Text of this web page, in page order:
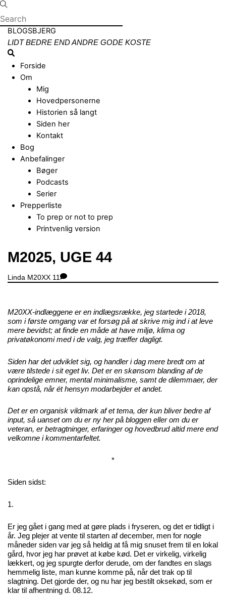
Skip
to
content
Menu
BLOGSBJERG
LIDT BEDRE END ANDRE GODE KOSTE
Search
Forside
Om
Mig
Hovedpersonerne
Historien så langt
Siden her
Kontakt
Bog
Anbefalinger
Bøger
Podcasts
Serier
Prepperliste
To prep or not to prep
Printvenlig version
Close
Menu
M2025, UGE 44
Linda M20XX 11
M20XX-indlæggene er en indlægsrække, jeg startede i 2018,
som i første omgang var et forsøg på at skrive mig ind i at leve
mere bevidst; at finde en måde at have miljø, klima og
privatøkonomi med i de valg, jeg træffer dagligt.
Siden har det udviklet sig, og handler i dag mere bredt om at
være tilstede i sit eget liv. Det er en skønsom blanding af de
oprindelige emner, mental minimalisme, samt de dilemmaer, der
kan opstå, når ét hensyn modarbejder et andet.
Det er en organisk vildmark af et tema, der kun bliver bedre af
input, så uanset om du er ny her på bloggen eller om du er
veteran, er betragtninger, erfaringer og hovedbrud altid mere end
velkomne i kommentarfeltet.
*
Siden sidst:
1.
Er jeg gået i gang med at gøre plads i fryseren, og det er tidligt i
år. Jeg plejer at vente til starten af december, men for nogle
måneder siden var jeg så heldig at få mig snuset frem til en lokal
gård, hvor jeg har prøvet at købe kød. Det er virkelig, virkelig
lækkert, og jeg spurgte derfor derude, om der fandtes en slags
hemmelig liste, man kunne komme på, når det trak op til
slagtning. Det gjorde der, og nu har jeg bestilt oksekød, som er
klar til afhentning d. 08.12.